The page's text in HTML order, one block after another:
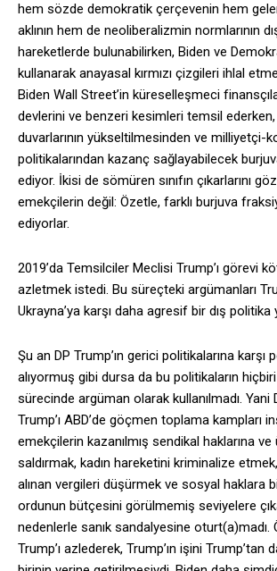
hem sözde demokratik çerçevenin hem
aklının hem de neoliberalizmin normlarının
hareketlerde bulunabilirken, Biden ve
kullanarak anayasal kırmızı çizgileri ihlal
Biden Wall Street’in küreselleşmeci
devlerini ve benzeri kesimleri temsil
duvarlarının yükseltilmesinden ve milliyetçi-
politikalarından kazanç sağlayabilecek
ediyor. İkisi de sömüren sınıfın çıkarlarını
emekçilerin değil: Özetle, farklı burjuva
ediyorlar.
2019’da Temsilciler Meclisi Trump’ı görevi
azletmek istedi. Bu süreçteki argümanları
Ukrayna’ya karşı daha agresif bir dış
Şu an DP Trump’ın gerici politikalarına karşı
alıyormuş gibi dursa da bu politikaların
sürecinde argüman olarak kullanılmadı.
Trump’ı ABD’de göçmen toplama kampları
emekçilerin kazanılmış sendikal haklarına
saldırmak, kadın hareketini kriminalize
alınan vergileri düşürmek ve sosyal haklara
ordunun bütçesini görülmemiş seviyelere
nedenlerle sanık sandalyesine oturt(a)madı.
Trump’ı azlederek, Trump’ın işini Trump’tan